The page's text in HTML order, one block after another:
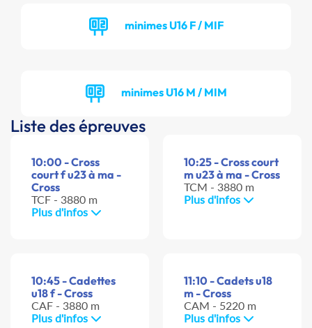
minimes U16 F / MIF
minimes U16 M / MIM
Liste des épreuves
10:00 - Cross
court f u23 à ma -
Cross
TCF - 3880 m
Plus d'infos
10:25 - Cross court
m u23 à ma - Cross
TCM - 3880 m
Plus d'infos
10:45 - Cadettes
u18 f - Cross
CAF - 3880 m
Plus d'infos
11:10 - Cadets u18
m - Cross
CAM - 5220 m
Plus d'infos